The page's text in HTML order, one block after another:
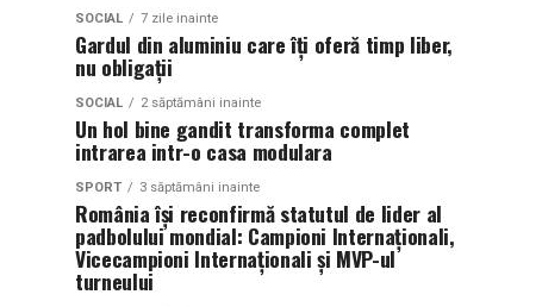
SOCIAL 7 zile inainte
Gardul din aluminiu care îți oferă timp liber,
nu obligații
SOCIAL 2 săptămâni inainte
Un hol bine gandit transforma complet
intrarea intr-o casa modulara
SPORT 3 săptămâni inainte
România își reconfirmă statutul de lider al
padbolului mondial: Campioni Internaționali,
Vicecampioni Internaționali și MVP-ul
turneului